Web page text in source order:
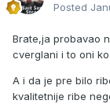
Posted
Brate,ja probavao
cverglani i to oni
A i da je pre bilo
kvalitetnije ribe